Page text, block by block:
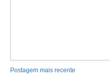
Postagem mais recente